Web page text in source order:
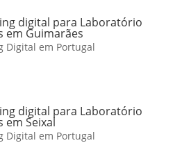
digital para Laboratório
em Guimarães
Digital em Portugal
digital para Laboratório
em Seixal
Digital em Portugal